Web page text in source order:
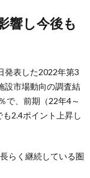
発表した2022年第3
設市場動向の調査結
で、前期（22年4～
2.4ポイント上昇し
らく継続している圏